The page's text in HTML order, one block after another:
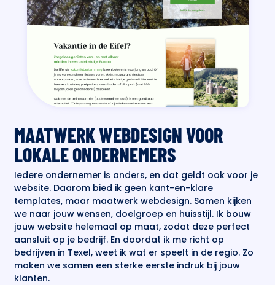
MAATWERK WEBDESIGN VOOR
LOKALE ONDERNEMERS
Iedere ondernemer is anders, en dat geldt ook voor je
website. Daarom bied ik geen kant-en-klare
templates, maar maatwerk webdesign. Samen kijken
we naar jouw wensen, doelgroep en huisstijl. Ik bouw
jouw website helemaal op maat, zodat deze perfect
aansluit op je bedrijf. En doordat ik me richt op
bedrijven in Texel, weet ik wat er speelt in de regio. Zo
maken we samen een sterke eerste indruk bij jouw
klanten.